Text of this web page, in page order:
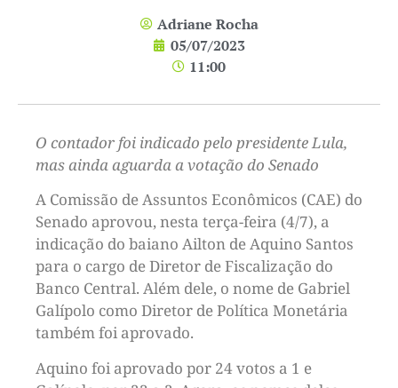
Adriane Rocha
05/07/2023
11:00
O contador foi indicado pelo presidente Lula,
mas ainda aguarda a votação do Senado
A Comissão de Assuntos Econômicos (CAE) do
Senado aprovou, nesta terça-feira (4/7), a
indicação do baiano Ailton de Aquino Santos
para o cargo de Diretor de Fiscalização do
Banco Central. Além dele, o nome de Gabriel
Galípolo como Diretor de Política Monetária
também foi aprovado.
Aquino foi aprovado por 24 votos a 1 e